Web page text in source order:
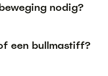
nodig?
een bullmastiff?